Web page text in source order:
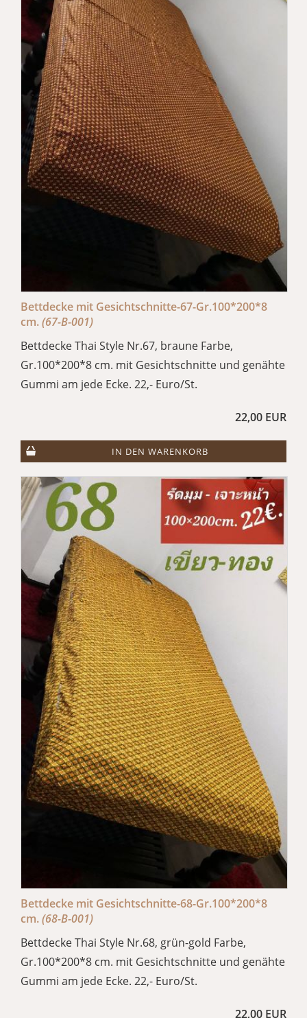
Bettdecke mit Gesichtschnitte-67-Gr.100*200*8
cm.(67-B-001)
Bettdecke Thai Style Nr.67, braune Farbe,
Gr.100*200*8 cm. mit Gesichtschnitte und genähte
Gummi am jede Ecke. 22,- Euro/St.
22,00 EUR
IN DEN WARENKORB
Bettdecke mit Gesichtschnitte-68-Gr.100*200*8
cm.(68-B-001)
Bettdecke Thai Style Nr.68, grün-gold Farbe,
Gr.100*200*8 cm. mit Gesichtschnitte und genähte
Gummi am jede Ecke. 22,- Euro/St.
22,00 EUR